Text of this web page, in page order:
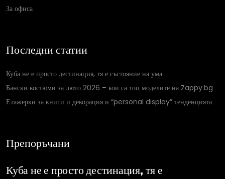
За офиса
Последни статии
Куба не е просто дестинация, тя е състояние на ума
Бански костюми за люто 2026 – кои са топ моделите на Zappy.bg
Етажерки за книги и декорация и “personal display” тенденцията
Препоръчани
Куба не е просто дестинация, тя е